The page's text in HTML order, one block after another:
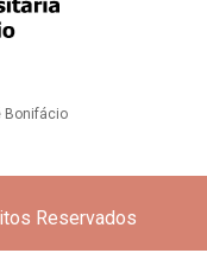
Bonifácio
Reservados